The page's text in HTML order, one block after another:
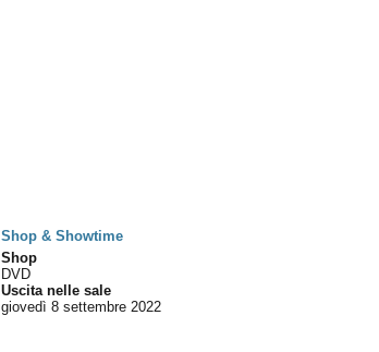
Shop & Showtime
Shop
DVD
Uscita nelle sale
giovedì 8 settembre 2022